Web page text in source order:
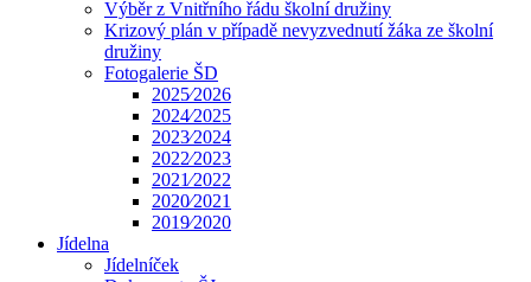
Výběr z Vnitřního řádu školní družiny
Krizový plán v případě nevyzvednutí žáka ze školní
družiny
Fotogalerie ŠD
2025⁄2026
2024⁄2025
2023⁄2024
2022⁄2023
2021⁄2022
2020⁄2021
2019⁄2020
Jídelna
Jídelníček